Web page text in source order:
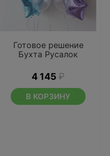
Готовое решение
Бухта Русалок
4 145 ₽
В КОРЗИНУ